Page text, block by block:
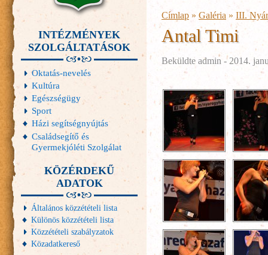
Címlap » Galéria » III.
Antal Timi
Beküldte admin - 2014.
INTÉZMÉNYEK
SZOLGÁLTATÁSOK
Oktatás-nevelés
Kultúra
Egészségügy
Sport
Házi segítségnyújtás
Családsegítő és
Gyermekjóléti Szolgálat
KÖZÉRDEKŰ
ADATOK
Általános közzétételi lista
Különös közzétételi lista
Közzétételi szabályzatok
Közadatkereső